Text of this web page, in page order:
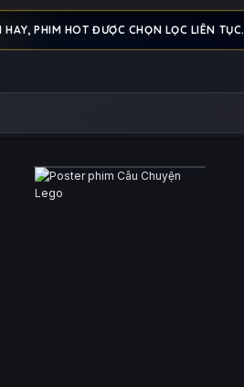
PHIM HOT ĐƯỢC CHỌN LỌC LIÊN TỤC.